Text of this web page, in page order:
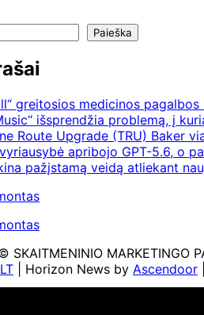
Paieška
greitosios medicinos
išsprendžia problemą, į
Route Upgrade (TRU) Baker
apribojo GPT-5.6, o
pažįstamą veidą atliekant
SKAITMENINIO MARKETINGO
| Horizon News by Ascendoor